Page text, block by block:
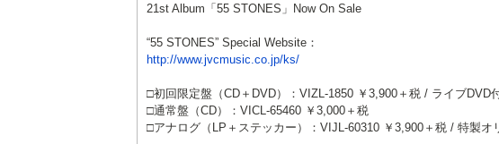
21st Album「55 STONES」Now On Sale
“55 STONES” Special Website：
http://www.jvcmusic.co.jp/ks/
□初回限定盤（CD＋DVD）：VIZL-1850 ￥3,900＋税 / ライブDVD
□通常盤（CD）：VICL-65460 ￥3,000＋税
□アナログ（LP＋ステッカー）：VIJL-60310 ￥3,900＋税 / 特製オ